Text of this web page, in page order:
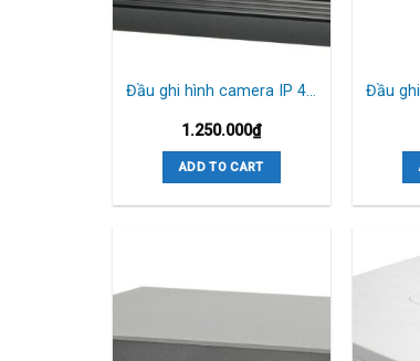
Đầu ghi hình camera IP 4…
1.250.000₫
ADD TO CART
Đầu